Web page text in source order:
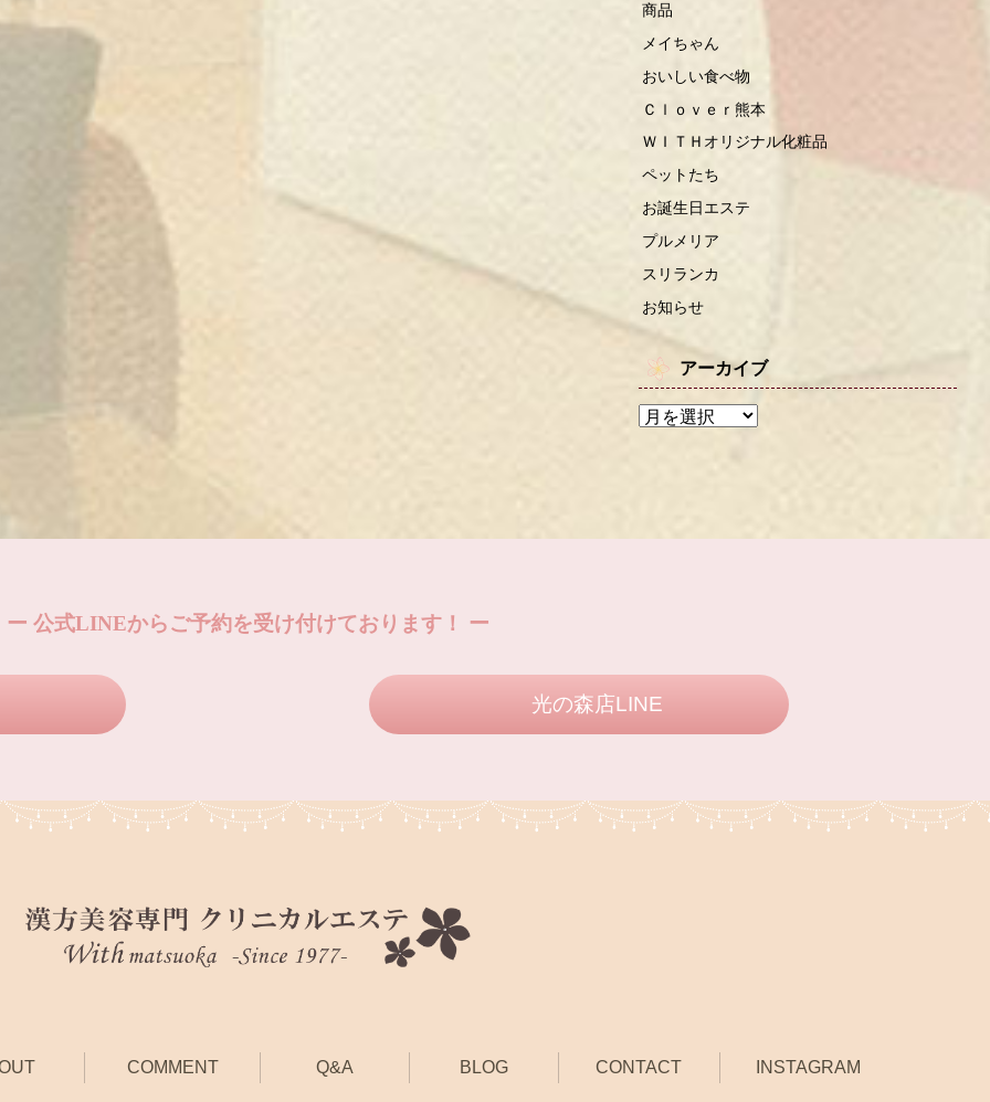
商品
メイちゃん
おいしい食べ物
Ｃｌｏｖｅｒ熊本
ＷＩＴＨオリジナル化粧品
ペットたち
お誕生日エステ
プルメリア
スリランカ
お知らせ
アーカイブ
ー 公式LINEからご予約を受け付けております！ ー
光の森店LINE
COMMENT Q&A BLOG CONTACT INSTAGRAM